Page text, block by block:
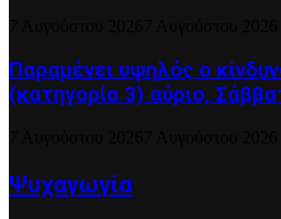
Παραμένει υψηλός ο
(κατηγορία 3) αύριο,
Ψυχαγωγία